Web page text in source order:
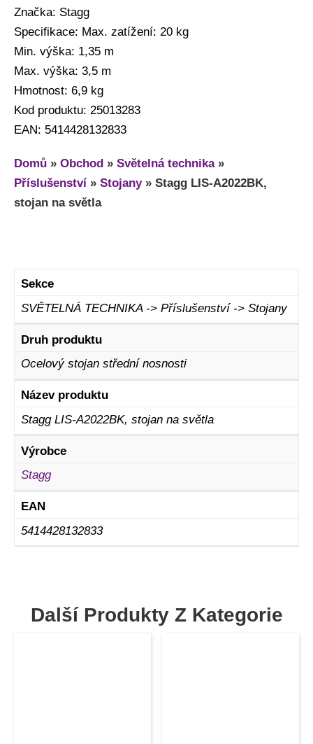
Značka: Stagg
Specifikace: Max. zatížení: 20 kg
Min. výška: 1,35 m
Max. výška: 3,5 m
Hmotnost: 6,9 kg
Kod produktu: 25013283
EAN: 5414428132833
Domů » Obchod » Světelná technika»
Příslušenství » Stojany» Stagg LIS-A2022BK,
stojan na světla
Sekce
SVĚTELNÁ TECHNIKA -> Příslušenství -> Stojany
Druh produktu
Ocelový stojan střední nosnosti
Název produktu
Stagg LIS-A2022BK, stojan na světla
Výrobce
Stagg
EAN
5414428132833
Další Produkty Z Kategorie